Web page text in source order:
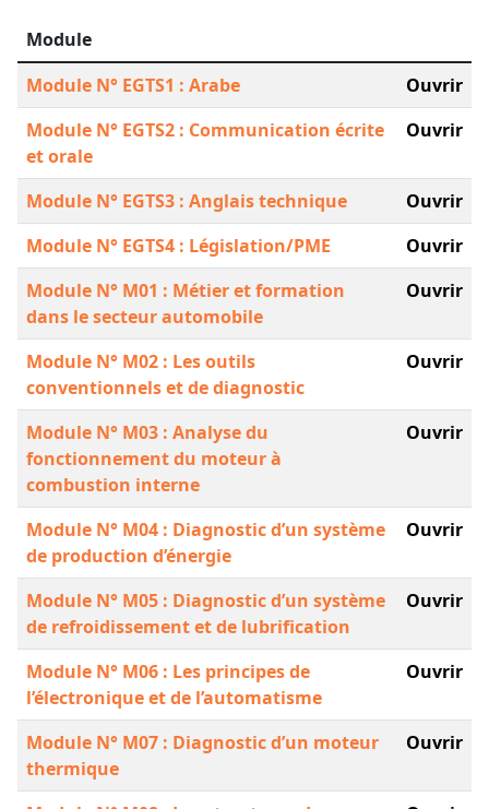
Module
Module N° EGTS1 : Arabe
Ouvrir
Module N° EGTS2 : Communication écrite
et orale
Ouvrir
Module N° EGTS3 : Anglais technique
Ouvrir
Module N° EGTS4 : Législation/PME
Ouvrir
Module N° M01 : Métier et formation
dans le secteur automobile
Ouvrir
Module N° M02 : Les outils
conventionnels et de diagnostic
Ouvrir
Module N° M03 : Analyse du
fonctionnement du moteur à
combustion interne
Ouvrir
Module N° M04 : Diagnostic d’un système
de production d’énergie
Ouvrir
Module N° M05 : Diagnostic d’un système
de refroidissement et de lubrification
Ouvrir
Module N° M06 : Les principes de
l’électronique et de l’automatisme
Ouvrir
Module N° M07 : Diagnostic d’un moteur
thermique
Ouvrir